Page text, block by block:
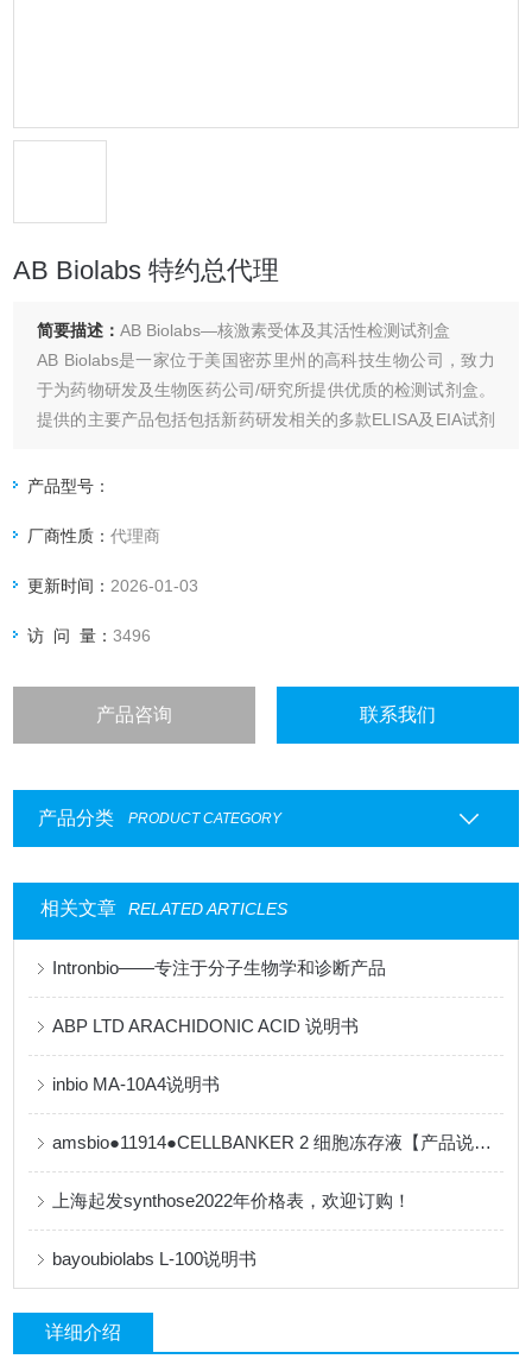
AB Biolabs 特约总代理
简要描述：AB Biolabs—核激素受体及其活性检测试剂盒
AB Biolabs是一家位于美国密苏里州的高科技生物公司，致力
于为药物研发及生物医药公司/研究所提供优质的检测试剂盒。
提供的主要产品包括包括新药研发相关的多款ELISA及EIA试剂
泌疾病的多肽或候选药物检测；以及基于快速启动报告基因法
产品型号：
厂商性质：代理商
更新时间： 2026-01-03
访 问 量：3496
产品咨询 联系我们
产品分类 PRODUCT CATEGORY
相关文章 RELATED ARTICLES
Intronbio——专注于分子生物学和诊断产品
ABP LTD ARACHIDONIC ACID 说明书
inbio MA-10A4说明书
amsbio●11914●CELLBANKER 2 细胞冻存液【产品说明书】
上海起发synthose2022年价格表，欢迎订购！
bayoubiolabs L-100说明书
详细介绍